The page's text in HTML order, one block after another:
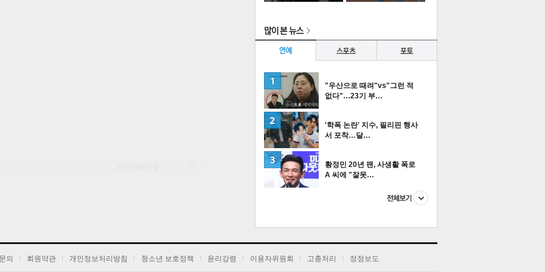
공유 공유 공유
네티즌 포토
"우산으로 때려"vs"그런 적
없다"…23기 부…
'학폭 논란' 지수, 필리핀 행사
서 포착…달…
황정민 20년 팬, 사생활 폭로
A 씨에 "잘못…
의 회원약관 개인정보처리방침 청소년 보호정책 윤리강령 이용자위원회 고충처리 정정보도